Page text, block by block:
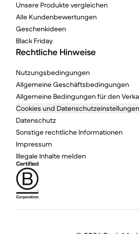
Unsere Produkte vergleichen
Alle Kundenbewertungen
Geschenkideen
Black Friday
Rechtliche Hinweise
Nutzungsbedingungen
Allgemeine Geschäftsbedingungen
Allgemeine Bedingungen für den
Cookies und Datenschutzeinstellungen
Datenschutz
Sonstige rechtliche Informationen
Impressum
Illegale Inhalte melden